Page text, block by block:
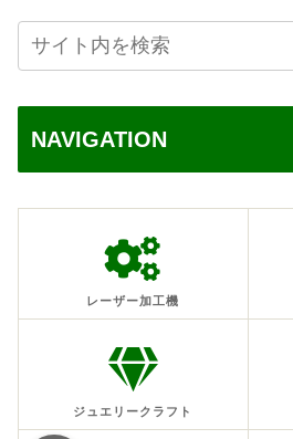
NAVIGATION
レーザー加工機
ジュエリークラフト